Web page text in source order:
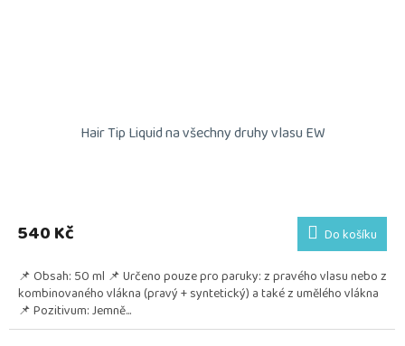
Hair Tip Liquid na všechny druhy vlasu EW
540 Kč Do košíku
📌 Obsah: 50 ml 📌 Určeno pouze pro paruky: z pravého vlasu nebo z
kombinovaného vlákna (pravý + syntetický) a také z umělého vlákna
📌 Pozitivum: Jemně...